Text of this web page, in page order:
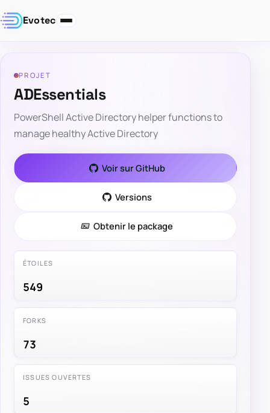
Evotec
PROJET
ADEssentials
PowerShell Active Directory helper functions to
manage healthy Active Directory
Voir sur GitHub
Versions
Obtenir le package
ÉTOILES
549
FORKS
73
ISSUES OUVERTES
5